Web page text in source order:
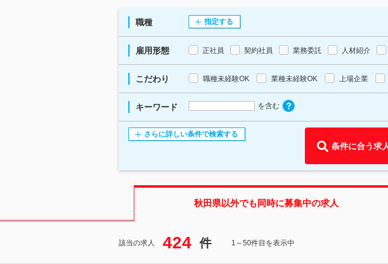
職種 指定する
雇用形態 正社員 契約社員 業務委託 人材紹介
こだわり 職種未経験OK 業種未経験OK 上場企業
キーワード を含む
さらに詳しい条件で検索する
条件に合う求
秋田県以外でも同時に募集中の求人
該当の求人 424 件 1～50件目を表示中